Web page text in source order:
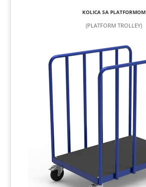
KOLICA SA PLATFORMOM
(PLATFORM TROLLEY)